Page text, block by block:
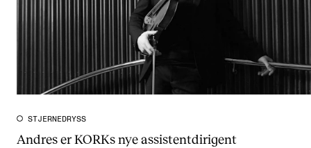
STJERNEDRYSS
Andres er KORKs nye assistentdirigent